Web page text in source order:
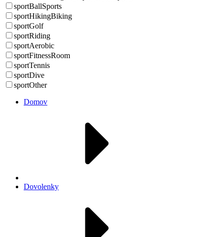
sportBallSports
sportHikingBiking
sportGolf
sportRiding
sportAerobic
sportFitnessRoom
sportTennis
sportDive
sportOther
Domov
Dovolenky